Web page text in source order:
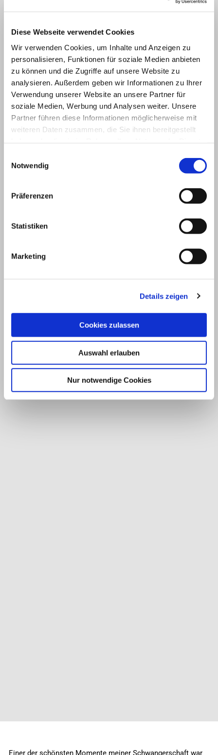
Diese Webseite verwendet Cookies
Wir verwenden Cookies, um Inhalte und Anzeigen zu
personalisieren, Funktionen für soziale Medien anbieten
zu können und die Zugriffe auf unsere Website zu
analysieren. Außerdem geben wir Informationen zu Ihrer
Verwendung unserer Website an unsere Partner für
soziale Medien, Werbung und Analysen weiter. Unsere
Partner führen diese Informationen möglicherweise mit
weiteren Daten zusammen, die Sie ihnen bereitgestellt
Notwendig
Präferenzen
Statistiken
Marketing
Details zeigen
Cookies zulassen
Auswahl erlauben
Nur notwendige Cookies
Einer der schönsten Momente meiner Schwangerschaft war